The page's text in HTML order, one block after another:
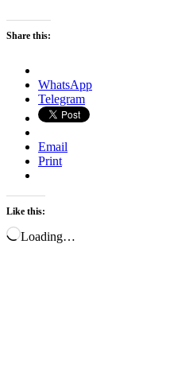
Share this:
WhatsApp
Telegram
Email
Print
Like this:
Loading…